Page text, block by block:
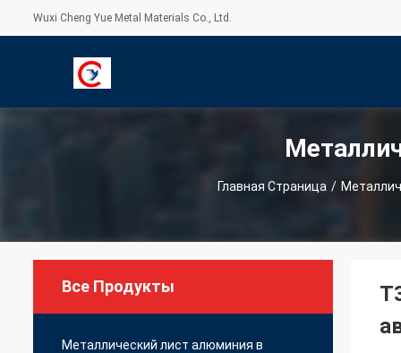
Wuxi Cheng Yue Metal Materials Co., Ltd.
Главная Страница /
Все Продукты
Металлический лист алюминия в